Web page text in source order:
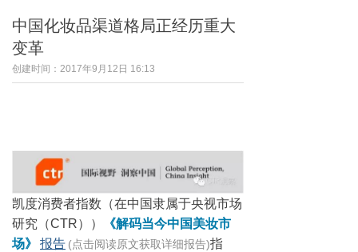
中国化妆品渠道格局正经历重大
变革
创建时间： 2017年9月12日 16:13
凯度消费者指数（在中国隶属于央视市场
研究（CTR））
《解码当今中国美妆市
场》
报告 (点击阅读原文获取详细报告)指